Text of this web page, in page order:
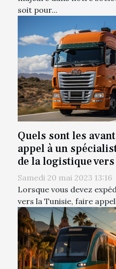
soit pour...
Quels sont les
appel à un
de la logistique
Samedi 20 mai 2023 13:16
Lorsque vous devez
vers la Tunisie, faire